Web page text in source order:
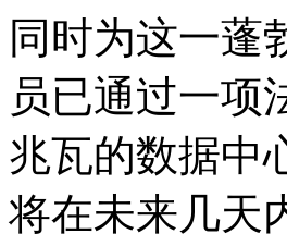
同时为这一蓬
员已通过一项
兆瓦的数据中
将在未来几天